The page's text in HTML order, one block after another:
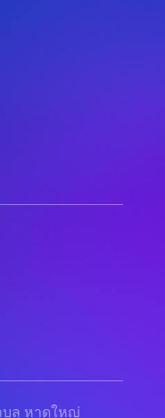
บล หาดใหญ่